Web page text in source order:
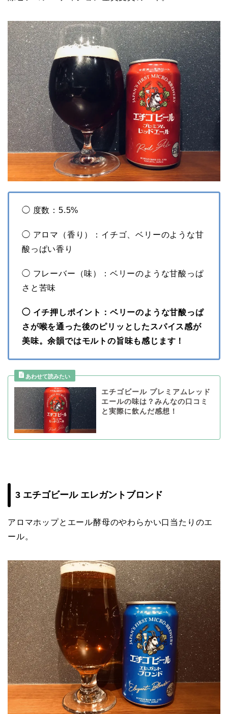
◯ 度数：5.5%
◯ アロマ（香り）：イチゴ、ベリーのような甘
酸っぱい香り
◯ フレーバー（味）：ベリーのような甘酸っぱ
さと苦味
◯ イチ押しポイント：ベリーのような甘酸っぱ
さが喉を通った後のピリッとしたスパイス感が
美味。余韻ではモルトの旨味も感じます！
エチゴビール プレミアムレッド
エールの味は？みんなの口コミ
と実際に飲んだ感想！
3 エチゴビール エレガントブロンド
アロマホップとエール酵母のやわらかい口当たりのエ
ール。